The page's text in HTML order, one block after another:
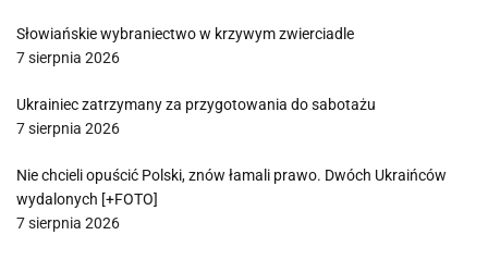
Słowiańskie wybraniectwo w krzywym zwierciadle
7 sierpnia 2026
Ukrainiec zatrzymany za przygotowania do sabotażu
7 sierpnia 2026
Nie chcieli opuścić Polski, znów łamali prawo. Dwóch Ukraińców
wydalonych [+FOTO]
7 sierpnia 2026